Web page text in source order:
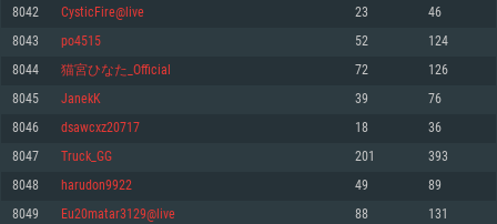
REQUERIMENTOS DE SISTEMA
Mínimo
Sistema Operativo: Windows 10 (64 bit)
Processador: Dual-Core 2.2 GHz
Mínimo
Sistema Operativo: Mac OS Big Sur 11.0 ou versão mais recente
Processador: Core i5 2.2GHz mínimo (Intel Xeon não suportado)
Mínimo
Sistema Operativo: Distribuições mais modernas do Linux de 64bit
Processador: Dual-Core 2.4 GHz
8042 CysticFire@live 23 46
8043 po4515 52 124
8044 猫宮ひなた_Official 72 126
8045 JanekK 39 76
8046 dsawcxz20717 18 36
8047 Truck_GG 201 393
8048 harudon9922 49 89
8049 Eu20matar3129@live 88 131